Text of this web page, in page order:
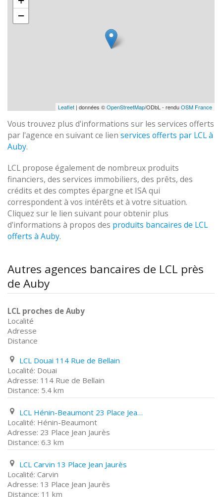
−
Leaflet | données ©OpenStreetMap/ODbL - renduOSM France
Vous trouvez plus d'informations sur les services offerts
par l'agence en suivant ce lien services offerts par LCL à
Auby.
LCL propose également de nombreux produits
financiers, des services immobiliers, des prêts, des
crédits et des comptes épargne et ISA qui
correspondent à vos intérêts et à votre situation.
Cliquez sur le lien suivant pour obtenir plus
d'informations à propos des produits bancaires de LCL
offerts à Auby.
Autres agences bancaires de LCL près
de Auby
LCL proches de Auby
Localité
Adresse
Distance
LCL Douai 114 Rue de Bellain
Douai
114 Rue de Bellain
5.4 km
LCL Hénin-Beaumont 23 Place Jean Jaurès
Hénin-Beaumont
23 Place Jean Jaurès
6.3 km
LCL Carvin 13 Place Jean Jaurès
Carvin
13 Place Jean Jaurès
11 km